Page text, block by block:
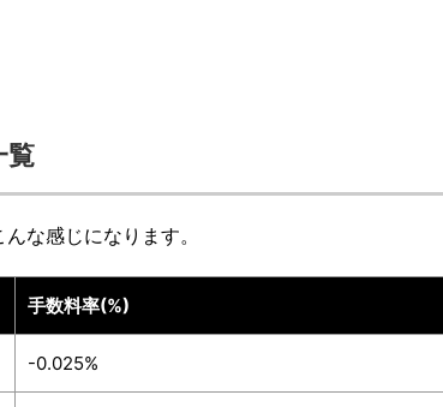
覧
な感じになります。
手数料率(%)
-0.025%